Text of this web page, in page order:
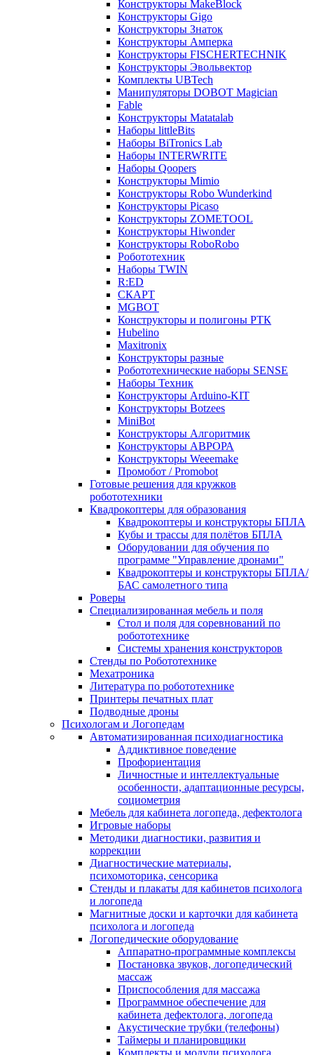
Конструкторы MakeBlock
Конструкторы Gigo
Конструкторы Знаток
Конструкторы Амперка
Конструкторы FISCHERTECHNIK
Конструкторы Эвольвектор
Комплекты UBTech
Манипуляторы DOBOT Magician
Fable
Конструкторы Matatalab
Наборы littleBits
Наборы BiTronics Lab
Наборы INTERWRITE
Наборы Qoopers
Конструкторы Mimio
Конструкторы Robo Wunderkind
Конструкторы Picaso
Конструкторы ZOMETOOL
Конструкторы Hiwonder
Конструкторы RoboRobo
Робототехник
Наборы TWIN
R:ED
СКАРТ
MGBOT
Конструкторы и полигоны РТК
Hubelino
Maxitronix
Конструкторы разные
Робототехнические наборы SENSE
Наборы Техник
Конструкторы Arduino-KIT
Конструкторы Botzees
MiniBot
Конструкторы Алгоритмик
Конструкторы АВРОРА
Конструкторы Weeemake
Промобот / Promobot
Готовые решения для кружков
робототехники
Квадрокоптеры для образования
Квадрокоптеры и конструкторы БПЛА
Кубы и трассы для полётов БПЛА
Оборудовании для обучения по
программе "Управление дронами"
Квадрокоптеры и конструкторы БПЛА/
БАС самолетного типа
Роверы
Специализированная мебель и поля
Стол и поля для соревнований по
робототехнике
Системы хранения конструкторов
Стенды по Робототехнике
Мехатроника
Литература по робототехнике
Принтеры печатных плат
Подводные дроны
Психологам и Логопедам
Автоматизированная психодиагностика
Аддиктивное поведение
Профориентация
Личностные и интеллектуальные
особенности, адаптационные ресурсы,
социометрия
Мебель для кабинета логопеда, дефектолога
Игровые наборы
Методики диагностики, развития и
коррекции
Диагностические материалы,
психомоторика, сенсорика
Стенды и плакаты для кабинетов психолога
и логопеда
Магнитные доски и карточки для кабинета
психолога и логопеда
Логопедические оборудование
Аппаратно-программные комплексы
Постановка звуков, логопедический
массаж
Приспособления для массажа
Программное обеспечение для
кабинета дефектолога, логопеда
Акустические трубки (телефоны)
Таймеры и планировщики